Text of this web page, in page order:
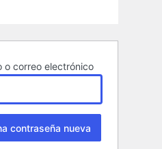
o correo electrónico